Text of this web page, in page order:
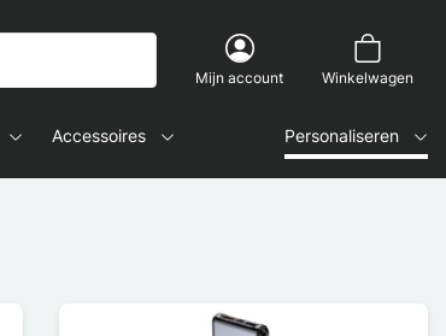
Mijn account Winkelwagen
Accessoires Personaliseren